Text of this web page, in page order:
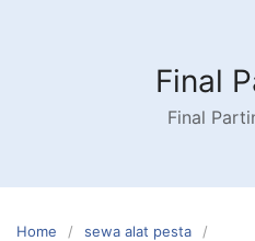
Final
Final
Home
sewa alat pesta